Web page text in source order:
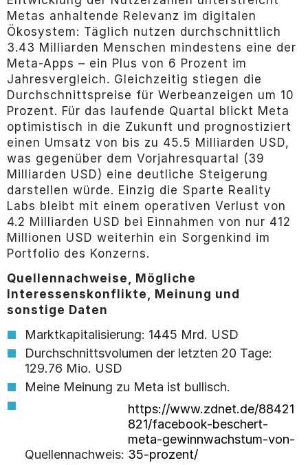
Metas anhaltende Relevanz im digitalen
Ökosystem: Täglich nutzen durchschnittlich
3.43 Milliarden Menschen mindestens eine der
Meta-Apps – ein Plus von 6 Prozent im
Jahresvergleich. Gleichzeitig stiegen die
Durchschnittspreise für Werbeanzeigen um 10
Prozent. Für das laufende Quartal blickt Meta
optimistisch in die Zukunft und prognostiziert
einen Umsatz von bis zu 45.5 Milliarden USD,
was gegenüber dem Vorjahresquartal (39
Milliarden USD) eine deutliche Steigerung
darstellen würde. Einzig die Sparte Reality
Labs bleibt mit einem operativen Verlust von
4.2 Milliarden USD bei Einnahmen von nur 412
Millionen USD weiterhin ein Sorgenkind im
Portfolio des Konzerns.
Quellennachweise, Mögliche
Interessenskonflikte, Meinung und
sonstige Daten
Marktkapitalisierung: 1445 Mrd. USD
Durchschnittsvolumen der letzten 20 Tage:
129.76 Mio. USD
Meine Meinung zu Meta ist bullisch.
Quellennachweis:
https://www.zdnet.de/88421
821/facebook-beschert-
meta-gewinnwachstum-von-
35-prozent/